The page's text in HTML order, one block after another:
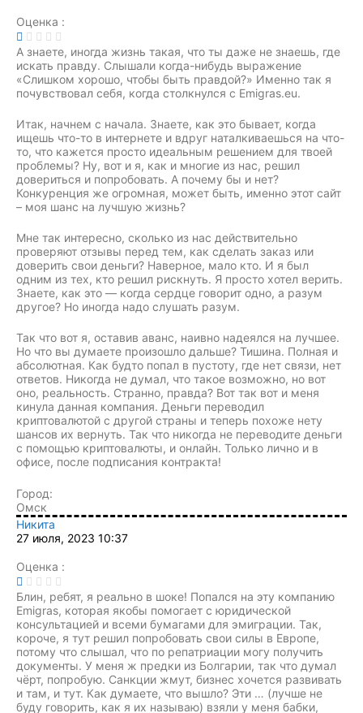
Оценка :
А знаете, иногда жизнь такая, что ты даже не знаешь, где
искать правду. Слышали когда-нибудь выражение
«Слишком хорошо, чтобы быть правдой?» Именно так я
почувствовал себя, когда столкнулся с Emigras.eu.
Итак, начнем с начала. Знаете, как это бывает, когда
ищешь что-то в интернете и вдруг наталкиваешься на что-
то, что кажется просто идеальным решением для твоей
проблемы? Ну, вот и я, как и многие из нас, решил
довериться и попробовать. А почему бы и нет?
Конкуренция же огромная, может быть, именно этот сайт
– моя шанс на лучшую жизнь?
Мне так интересно, сколько из нас действительно
проверяют отзывы перед тем, как сделать заказ или
доверить свои деньги? Наверное, мало кто. И я был
одним из тех, кто решил рискнуть. Я просто хотел верить.
Знаете, как это — когда сердце говорит одно, а разум
другое? Но иногда надо слушать разум.
Так что вот я, оставив аванс, наивно надеялся на лучшее.
Но что вы думаете произошло дальше? Тишина. Полная и
абсолютная. Как будто попал в пустоту, где нет связи, нет
ответов. Никогда не думал, что такое возможно, но вот
оно, реальность. Странно, правда? Вот так вот и меня
кинула данная компания. Деньги переводил
криптовалютой с другой страны и теперь похоже нету
шансов их вернуть. Так что никогда не переводите деньги
с помощью криптовалюты, и онлайн. Только лично и в
офисе, после подписания контракта!
Город:
Омск
Никита
27 июля, 2023 10:37
Оценка :
Блин, ребят, я реально в шоке! Попался на эту компанию
Emigras, которая якобы помогает с юридической
консультацией и всеми бумагами для эмиграции. Так,
короче, я тут решил попробовать свои силы в Европе,
потому что слышал, что по репатриации могу получить
документы. У меня ж предки из Болгарии, так что думал
чёрт, попробую. Санкции жмут, бизнес хочется развивать
и там, и тут. Как думаете, что вышло? Эти … (лучше не
буду говорить, как я их называю) взяли у меня бабки,